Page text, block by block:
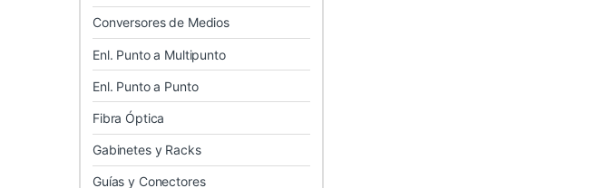
Conversores de Medios
Enl. Punto a Multipunto
Enl. Punto a Punto
Fibra Óptica
Gabinetes y Racks
Guías y Conectores